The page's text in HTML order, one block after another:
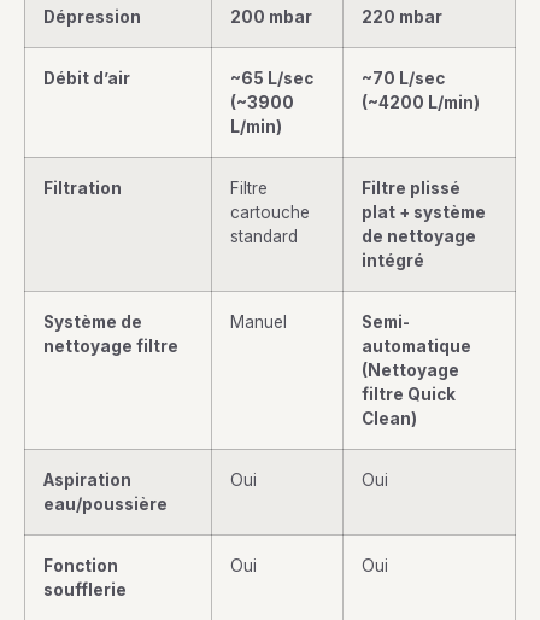
Dépression 200 mbar 220 mbar
Débit d’air
~65 L/sec
(~3900
L/min)
~70 L/sec
(~4200 L/min)
Filtration
Filtre
cartouche
standard
Filtre plissé
plat + système
de nettoyage
intégré
Système de
nettoyage filtre
Manuel
Semi-
automatique
(Nettoyage
filtre Quick
Clean)
Aspiration
eau/poussière
Oui Oui
Fonction
soufflerie
Oui Oui